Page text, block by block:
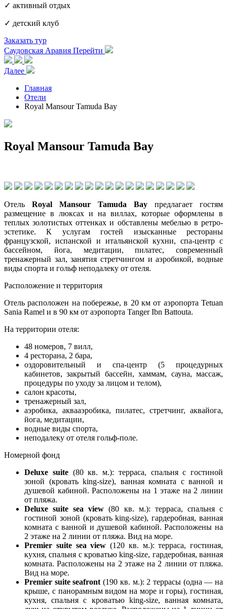
✓ активный отдых
✓ детский клуб
Заказать тур
Саудовская Аравия Перейти
Далее
Главная
Отели
Royal Mansour Tamuda Bay
Royal Mansour Tamuda Bay
Отель Royal Mansour Tamuda Bay предлагает гостям
размещение в люксах и на виллах, которые оформлены в
теплых золотистых оттенках и обставлены мебелью в ретро-
эстетике. К услугам гостей изысканные рестораны
французской, испанской и итальянской кухни, спа-центр с
бассейном, йога, медитации, пилатес, современный
тренажерный зал, занятия стретчингом и аэробикой, водные
виды спорта и гольф неподалеку от отеля.
Расположение и территория
Отель расположен на побережье, в 20 км от аэропорта Tetuan
Sania Ramel и в 90 км от аэропорта Tanger Ibn Battouta.
На территории отеля:
48 номеров, 7 вилл,
4 ресторана, 2 бара,
оздоровительный и спа-центр (5 процедурных
кабинетов, закрытый бассейн, хаммам, сауна, массаж,
процедуры по уходу за лицом и телом),
салон красоты,
тренажерный зал,
аэробика, аквааэробика, пилатес, стретчинг, аквайога,
йога, медитации,
водные виды спорта,
неподалеку от отеля гольф-поле.
Номерной фонд
Deluxe suite(80 кв. м.): терраса, спальня с гостиной
зоной (кровать king-size), ванная комната с ванной и
душевой кабиной. Расположены на 1 этаже на 2 линии
от пляжа.
Deluxe suite sea view (80 кв. м.): терраса, спальня с
гостиной зоной (кровать king-size), гардеробная, ванная
комната с ванной и душевой кабиной. Расположены на
2 этаже на 2 линии от пляжа. Вид на море.
Premier suite sea view (120 кв. м.): терраса, гостиная,
кухня, спальня с кроватью king-size, гардеробная, ванная
комната. Расположены на 2 этаже на 2 линии от пляжа.
Вид на море.
Premier suite seafront (190 кв. м.): 2 террасы (одна — на
крыше, с панорамным видом на море и горы), гостиная,
кухня, спальня с кроватью king-size, ванная комната,